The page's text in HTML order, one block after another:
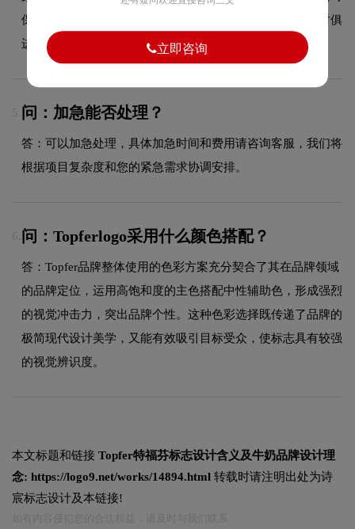
保持品牌核心识别元素的延续性，使品牌视觉形象始终与时俱
进，历久弥新。
5. 问：加急能否处理？
答：可以加急处理，具体加急时间和费用请咨询客服，我们将
根据项目复杂度和您的紧急需求协调安排。
6. 问：Topferlogo采用什么颜色搭配？
答：Topfer品牌整体使用的色彩方案充分契合了其在品牌领域
的品牌定位，运用高饱和度的主色搭配中性辅助色，形成强烈
的视觉冲击力，突出品牌个性。这种色彩选择既传递了品牌的
极简现代设计美学，又能有效吸引目标受众，使标志具有较强
的视觉辨识度。
本文标题和链接 Topfer特福芬标志设计含义及牛奶品牌设计理
念: https://logo9.net/works/14894.html 转载时请注明出处为诗
宸标志设计及本链接!
立即咨询